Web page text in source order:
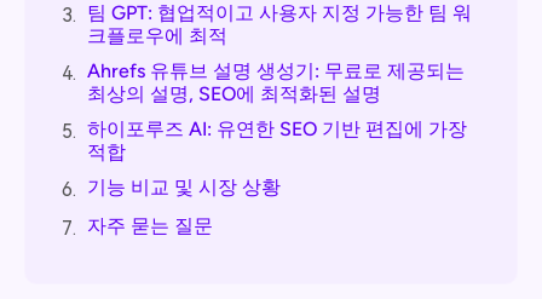
3. 팀 GPT: 협업적이고 사용자 지정 가능한 팀 워
크플로우에 최적
4. Ahrefs 유튜브 설명 생성기: 무료로 제공되는
최상의 설명, SEO에 최적화된 설명
5. 하이포루즈 AI: 유연한 SEO 기반 편집에 가장
적합
6. 기능 비교 및 시장 상황
7. 자주 묻는 질문